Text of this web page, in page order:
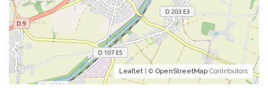
Leaflet | © OpenStreetMap Contributors